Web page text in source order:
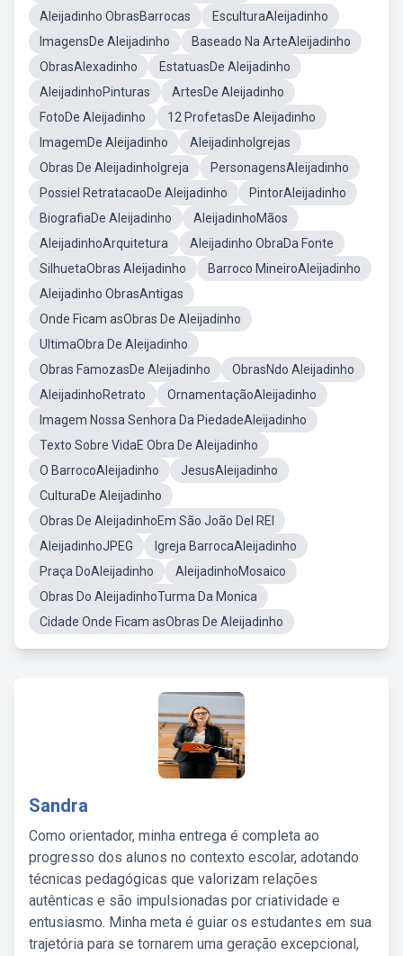
Aleijadinho ObrasBarrocas
EsculturaAleijadinho
ImagensDe Aleijadinho
Baseado Na ArteAleijadinho
ObrasAlexadinho
EstatuasDe Aleijadinho
AleijadinhoPinturas
ArtesDe Aleijadinho
FotoDe Aleijadinho
12 ProfetasDe Aleijadinho
ImagemDe Aleijadinho
AleijadinhoIgrejas
Obras De AleijadinhoIgreja
PersonagensAleijadinho
Possiel RetratacaoDe Aleijadinho
PintorAleijadinho
BiografiaDe Aleijadinho
AleijadinhoMãos
AleijadinhoArquitetura
Aleijadinho ObraDa Fonte
SilhuetaObras Aleijadinho
Barroco MineiroAleijadinho
Aleijadinho ObrasAntigas
Onde Ficam asObras De Aleijadinho
UltimaObra De Aleijadinho
Obras FamozasDe Aleijadinho
ObrasNdo Aleijadinho
AleijadinhoRetrato
OrnamentaçãoAleijadinho
Imagem Nossa Senhora Da PiedadeAleijadinho
Texto Sobre VidaE Obra De Aleijadinho
O BarrocoAleijadinho
JesusAleijadinho
CulturaDe Aleijadinho
Obras De AleijadinhoEm São João Del REI
AleijadinhoJPEG
Igreja BarrocaAleijadinho
Praça DoAleijadinho
AleijadinhoMosaico
Obras Do AleijadinhoTurma Da Monica
Cidade Onde Ficam asObras De Aleijadinho
Sandra
Como orientador, minha entrega é completa ao
progresso dos alunos no contexto escolar, adotando
técnicas pedagógicas que valorizam relações
autênticas e são impulsionadas por criatividade e
entusiasmo. Minha meta é guiar os estudantes em sua
trajetória para se tornarem uma geração excepcional,